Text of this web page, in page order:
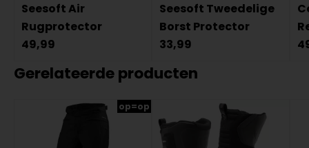
Seesoft Air
Rugprotector
49,99
Seesoft Tweedelige
Borst Protector
33,99
Gerelateerde producten
op=op